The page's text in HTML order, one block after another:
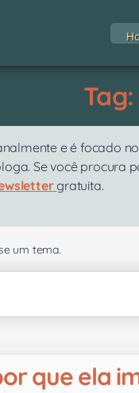
Tag:
e é focado
Se você procura
gratuita.
um tema.
que ela